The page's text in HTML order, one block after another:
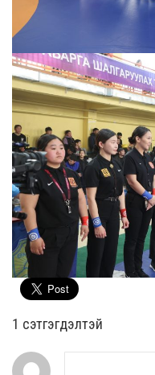
1 сэтгэгдэлтэй